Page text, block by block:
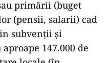
primării (buget
(pensii, salarii) cad
subvenții și
147.000 de